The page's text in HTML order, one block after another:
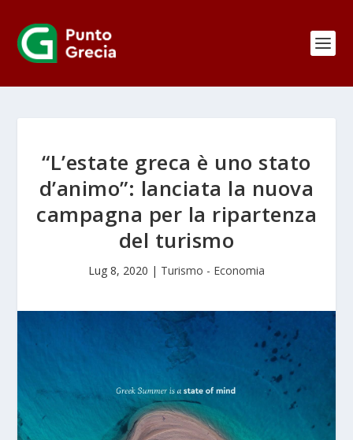
“L’estate greca è uno stato
d’animo”: lanciata la nuova
campagna per la ripartenza
del turismo
Lug 8, 2020 | Turismo - Economia